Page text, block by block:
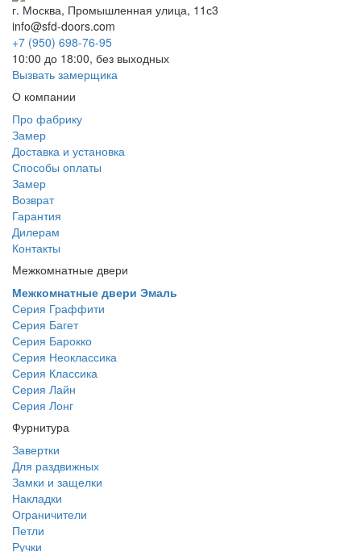
г. Москва, Промышленная улица, 11с3
info@sfd-doors.com
+7 (950) 698-76-95
10:00 до 18:00, без выходных
Вызвать замерщика
О компании
Про фабрику
Замер
Доставка и установка
Способы оплаты
Замер
Возврат
Гарантия
Дилерам
Контакты
Межкомнатные двери
Межкомнатные двери Эмаль
Серия Граффити
Серия Багет
Серия Барокко
Серия Неоклассика
Серия Классика
Серия Лайн
Серия Лонг
Фурнитура
Завертки
Для раздвижных
Замки и защелки
Накладки
Ограничители
Петли
Ручки